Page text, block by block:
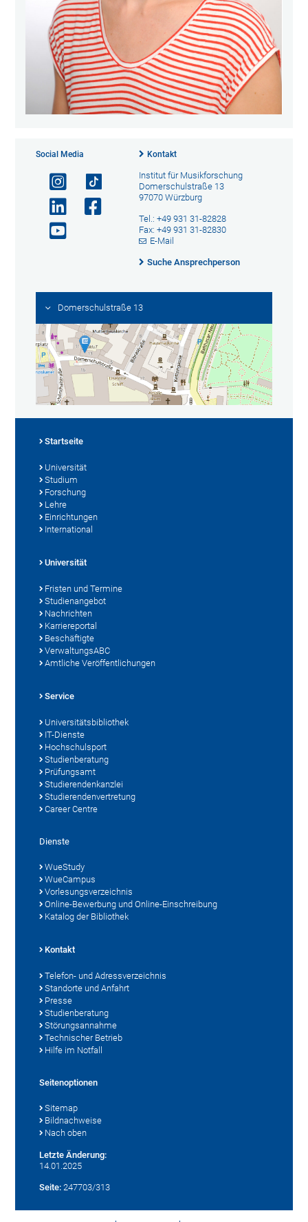
Social Media Kontakt
Institut für Musikforschung
Domerschulstraße 13
97070 Würzburg
Tel.: +49 931 31-82828
Fax: +49 931 31-82830
E-Mail
Suche Ansprechperson
Domerschulstraße 13
Startseite
Universität
Studium
Forschung
Lehre
Einrichtungen
International
Universität
Fristen und Termine
Studienangebot
Nachrichten
Karriereportal
Beschäftigte
VerwaltungsABC
Amtliche Veröffentlichungen
Service
Universitätsbibliothek
IT-Dienste
Hochschulsport
Studienberatung
Prüfungsamt
Studierendenkanzlei
Studierendenvertretung
Career Centre
Dienste
WueStudy
WueCampus
Vorlesungsverzeichnis
Online-Bewerbung und Online-Einschreibung
Katalog der Bibliothek
Kontakt
Telefon- und Adressverzeichnis
Standorte und Anfahrt
Presse
Studienberatung
Störungsannahme
Technischer Betrieb
Hilfe im Notfall
Seitenoptionen
Sitemap
Bildnachweise
Nach oben
Letzte Änderung:
14.01.2025
Seite: 247703/313